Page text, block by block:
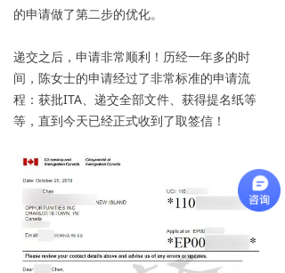
的申请做了第二步的优化。
递交之后，申请非常顺利！历经一年多的时
间，陈女士的申请经过了非常标准的申请流
程：获批ITA、递交全部文件、获得提名纸等
等，直到今天已经正式收到了取签信！